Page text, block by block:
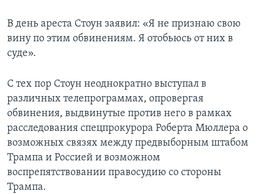
В день ареста Стоун заявил: «Я не признаю свою
вину по этим обвинениям. Я отобьюсь от них в
суде».
С тех пор Стоун неоднократно выступал в
различных телепрограммах, опровергая
обвинения, выдвинутые против него в рамках
расследования спецпрокурора Роберта Мюллера о
возможных связях между предвыборным штабом
Трампа и Россией и возможном
воспрепятствовании правосудию со стороны
Трампа.